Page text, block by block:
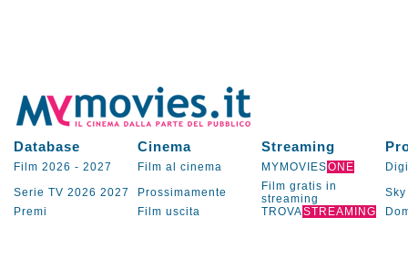
Database Cinema Streaming
Film 2026 - 2027 Film al cinema MYMOVIESONE
Serie TV 2026 2027 Prossimamente
Film gratis in
streaming
Sky
Premi
Film uscita TROVASTREAMING